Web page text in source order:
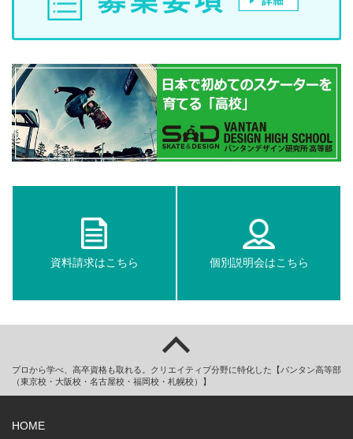
資料請求はこちら 個別説明会はこちら
プロから学べ、高卒資格も取れる。クリエイティブ分野に特化した【バンタン高等部
（東京校・大阪校・名古屋校・福岡校・札幌校）】
HOME